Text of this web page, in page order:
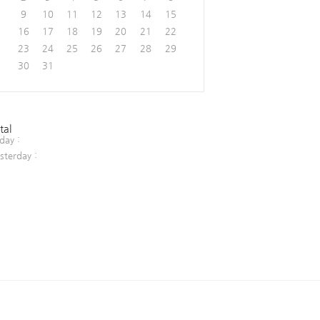
9
10 11 12 13 14
15
16
17 18 19 20 21
22
23
24 25 26 27 28
29
30
31
:
: